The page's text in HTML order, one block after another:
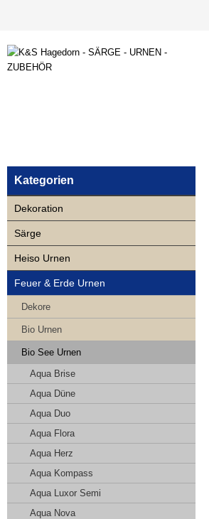
Kategorien
Dekoration
Särge
Heiso Urnen
Feuer & Erde Urnen
Dekore
Bio Urnen
Bio See Urnen
Aqua Brise
Aqua Düne
Aqua Duo
Aqua Flora
Aqua Herz
Aqua Kompass
Aqua Luxor Semi
Aqua Nova